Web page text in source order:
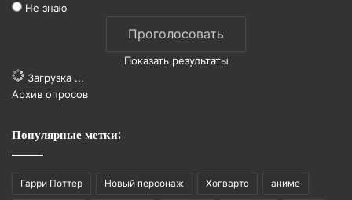
Не знаю
Показать результаты
Загрузка ...
Архив опросов
Популярные метки:
Гарри Поттер Новый персонаж Хогвартс аниме